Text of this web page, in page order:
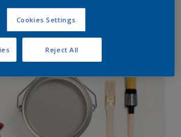
Cookies Settings
Reject All